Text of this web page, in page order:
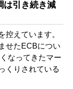
は引き続き減
控えています。
せたECBについ
なってきたマー
くりされている